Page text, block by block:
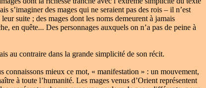
s’imaginer des mages qui ne seraient pas des rois – il n’est
suite ; des mages dont les noms demeurent à jamais
en quête... Des personnages auxquels on n’a pas de peine à
au contraire dans la grande simplicité de son récit.
mieux ce mot, « manifestation » : un mouvement,
à toute l’humanité. Les mages venus d’Orient représentent